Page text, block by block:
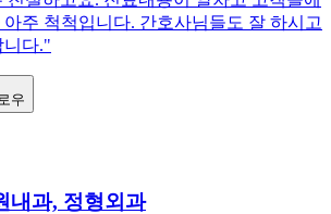
주 척척입니다. 간호사님들도 잘 하시고
니다."
우
내과, 정형외과